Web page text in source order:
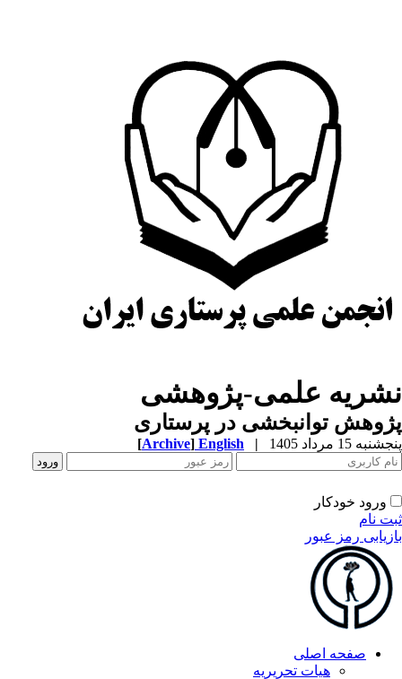
علمی-پژوهشی
توانبخشی در پرستاری
15 مرداد 1405 |
English
[Archive]
ورود خودکار
نام
رمز عبور
صفحه اصلی
هیات تحریریه